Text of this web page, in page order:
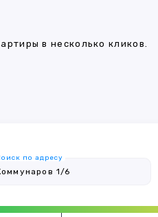
в несколько кликов.
по адресу